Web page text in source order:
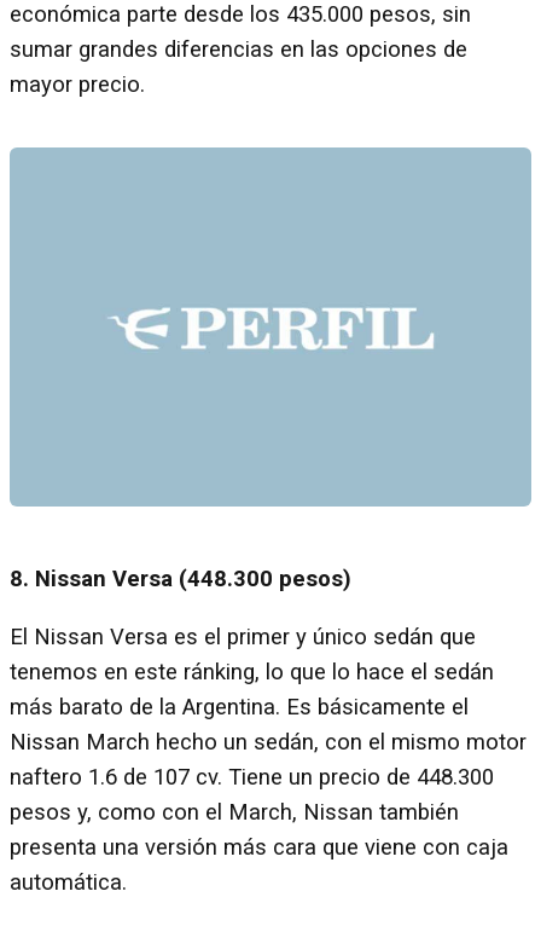
económica parte desde los 435.000 pesos, sin
sumar grandes diferencias en las opciones de
mayor precio.
8. Nissan Versa (448.300 pesos)
El Nissan Versa es el primer y único sedán que
tenemos en este ránking, lo que lo hace el sedán
más barato de la Argentina. Es básicamente el
Nissan March hecho un sedán, con el mismo motor
naftero 1.6 de 107 cv. Tiene un precio de 448.300
pesos y, como con el March, Nissan también
presenta una versión más cara que viene con caja
automática.